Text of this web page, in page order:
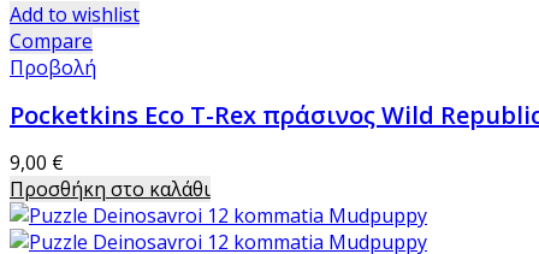
Add to wishlist
Compare
Προβολή
Pocketkins Eco T-Rex πράσινος Wild
9,00 €
Προσθήκη στο καλάθι